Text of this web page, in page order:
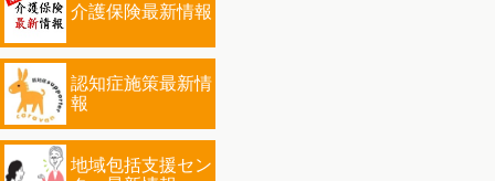
介護保険最新情報
認知症施策最新情
報
地域包括支援セン